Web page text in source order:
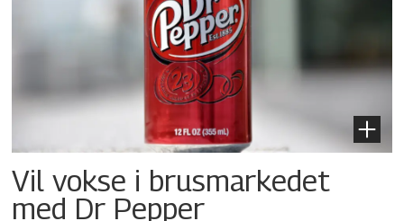
Vil vokse i brusmarkedet
med Dr Pepper